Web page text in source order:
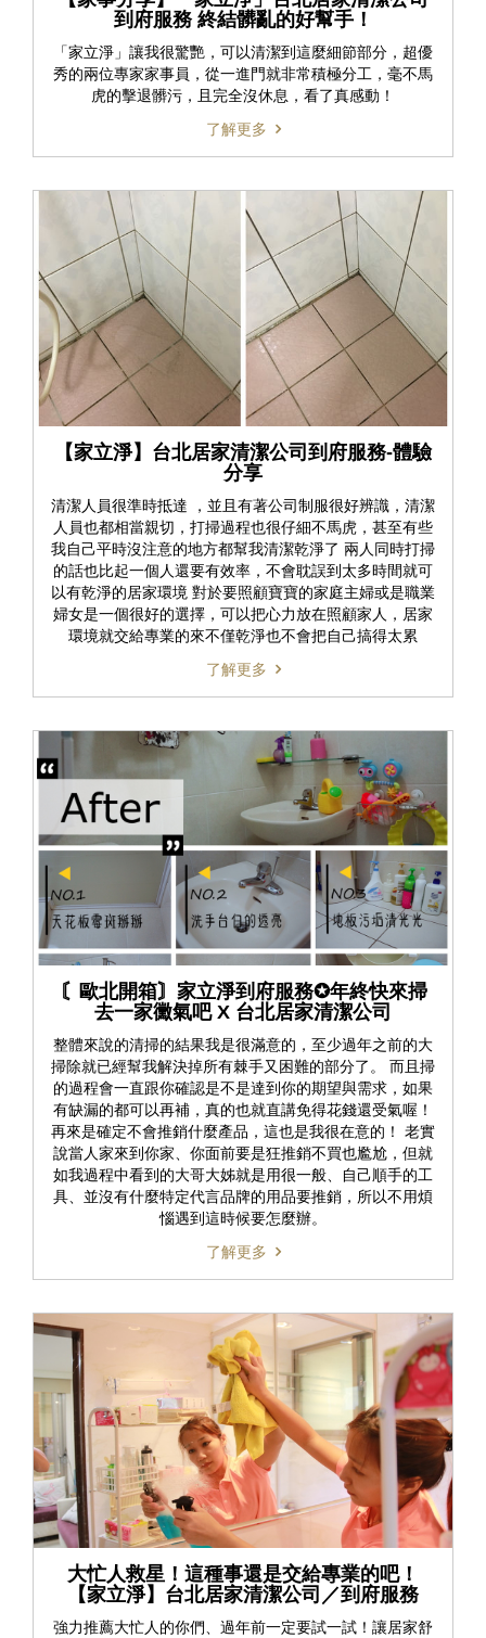
到府服務 終結髒亂的好幫手！
「家立淨」讓我很驚艷，可以清潔到這麼細節部分，超優
秀的兩位專家家事員，從一進門就非常積極分工，毫不馬
虎的擊退髒污，且完全沒休息，看了真感動！
了解更多
【家立淨】台北居家清潔公司到府服務-體驗
分享
清潔人員很準時抵達 ，並且有著公司制服很好辨識，清潔
人員也都相當親切，打掃過程也很仔細不馬虎，甚至有些
我自己平時沒注意的地方都幫我清潔乾淨了 兩人同時打掃
的話也比起一個人還要有效率，不會耽誤到太多時間就可
以有乾淨的居家環境 對於要照顧寶寶的家庭主婦或是職業
婦女是一個很好的選擇，可以把心力放在照顧家人，居家
環境就交給專業的來不僅乾淨也不會把自己搞得太累
了解更多
〘歐北開箱〙家立淨到府服務✪年終快來掃
去一家黴氣吧 X 台北居家清潔公司
整體來說的清掃的結果我是很滿意的，至少過年之前的大
掃除就已經幫我解決掉所有棘手又困難的部分了。 而且掃
的過程會一直跟你確認是不是達到你的期望與需求，如果
有缺漏的都可以再補，真的也就直講免得花錢還受氣喔！
再來是確定不會推銷什麼產品，這也是我很在意的！ 老實
說當人家來到你家、你面前要是狂推銷不買也尷尬，但就
如我過程中看到的大哥大姊就是用很一般、自己順手的工
具、並沒有什麼特定代言品牌的用品要推銷，所以不用煩
惱遇到這時候要怎麼辦。
了解更多
大忙人救星！這種事還是交給專業的吧！
【家立淨】台北居家清潔公司／到府服務
強力推薦大忙人的你們、過年前一定要試一試！讓居家舒